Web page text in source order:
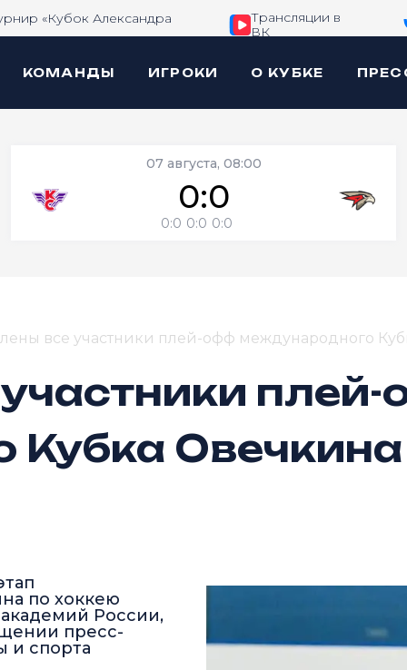
«Кубок Александра
Трансляции в
ВК
КОМАНДЫ ИГРОКИ О КУБКЕ
07 августа, 08:00
0:0
0:0 0:0 0:0
все участники плей-офф международного
Кубка Овечкина
по хоккею
России,
пресс-
и спорта